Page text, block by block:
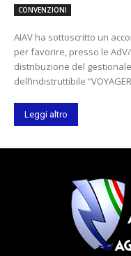
CONVENZIONI
AIAV ha sottoscritto un
per favorire, presso le
distribuzione del
dell’indistruttibile
Leggi altro